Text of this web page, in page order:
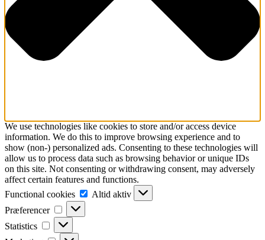
We use technologies like cookies to store and/or access device
information. We do this to improve browsing experience and to
show (non-) personalized ads. Consenting to these technologies will
allow us to process data such as browsing behavior or unique IDs
on this site. Not consenting or withdrawing consent, may adversely
affect certain features and functions.
Functional cookies
Functional
cookies
Altid aktiv
Præferencer
Præferencer
Statistics Statistics
Marketing